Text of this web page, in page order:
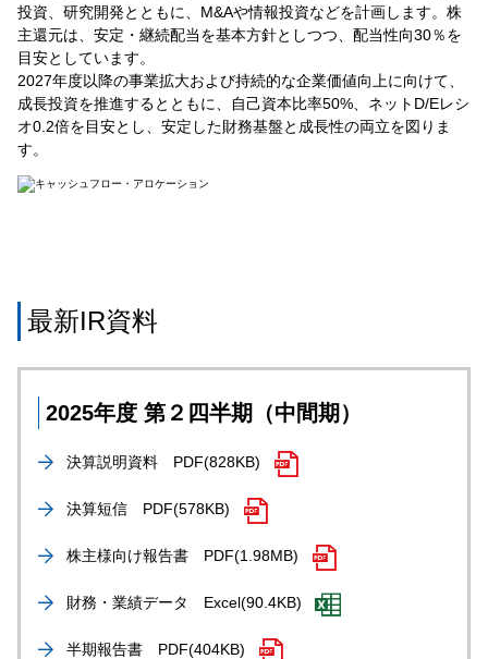
投資、研究開発とともに、M&Aや情報投資などを計画します。株
主還元は、安定・継続配当を基本方針としつつ、配当性向30％を
目安としています。
2027年度以降の事業拡大および持続的な企業価値向上に向けて、
成長投資を推進するとともに、自己資本比率50%、ネットD/Eレシ
オ0.2倍を目安とし、安定した財務基盤と成長性の両立を図りま
す。
最新IR資料
2025年度 第２四半期（中間期）
決算説明資料 PDF(828KB)
決算短信 PDF(578KB)
株主様向け報告書 PDF(1.98MB)
財務・業績データ Excel(90.4KB)
半期報告書 PDF(404KB)